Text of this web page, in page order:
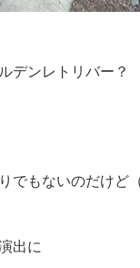
デンレトリバー？
でもないのだけど
出に